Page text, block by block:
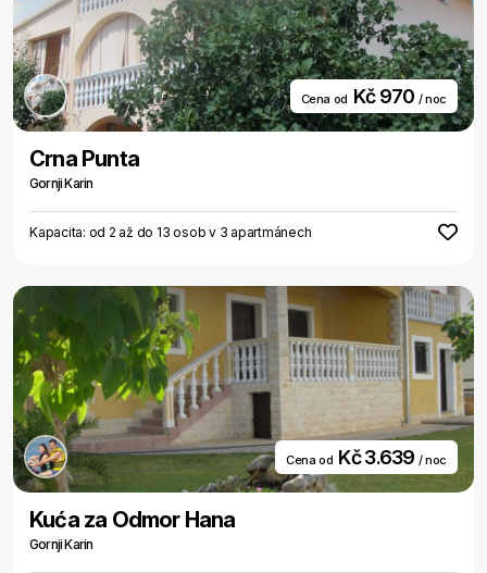
Cena od Kč 970 / noc
Crna Punta
Gornji Karin
Kapacita: od 2 až do 13 osob v 3 apartmánech
Cena od Kč 3.639 / noc
Kuća za Odmor Hana
Gornji Karin